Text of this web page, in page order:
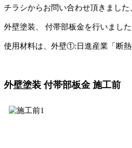
チラシからお問い合わせ頂きました
外壁塗装、 付帯部板金を行いました
使用材料は、外壁①:日進産業「断熱
外壁塗装 付帯部板金 施工前